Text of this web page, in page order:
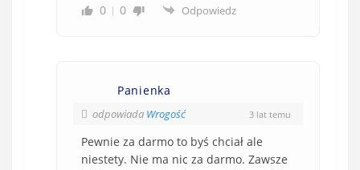
0
0 Odpowiedz
Panienka
odpowiada Wrogość 3 lat temu
Pewnie za darmo to byś chciał ale
niestety. Nie ma nic za darmo. Zawsze